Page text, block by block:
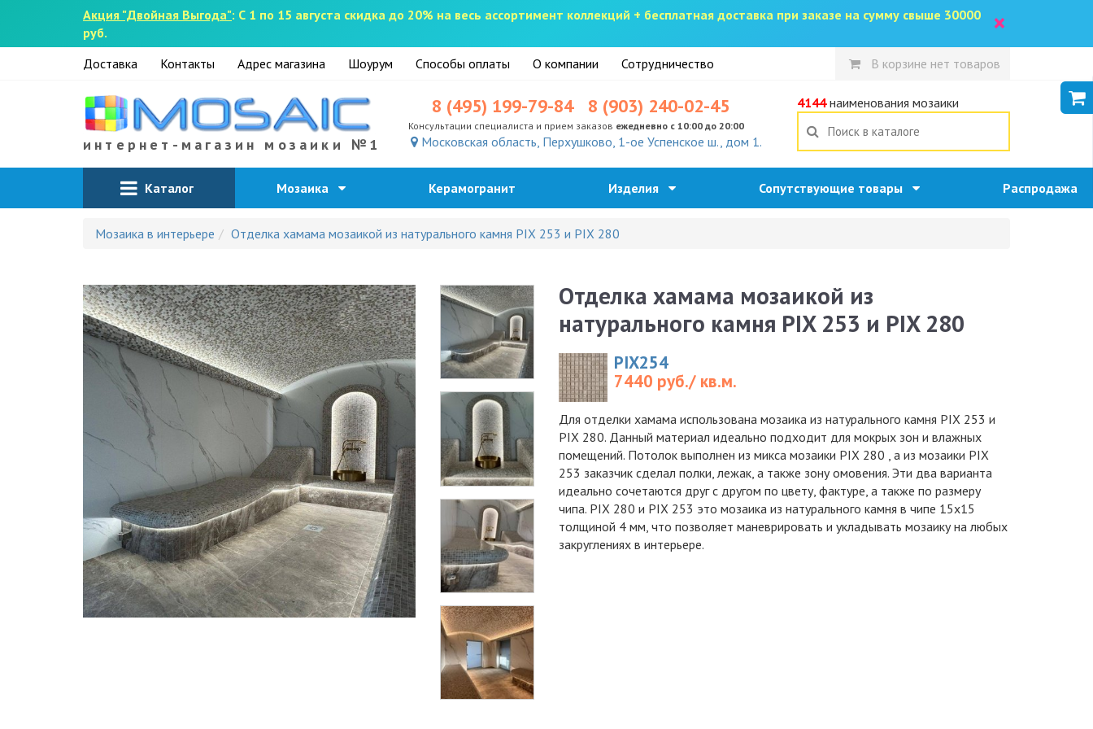
Акция "Двойная Выгода": С 1 по 15 августа скидка до 20% на весь ассортимент коллекций + бесплатная доставка при заказе на сумму свыше 30000
руб.
×
Доставка Контакты Адрес магазина Шоурум Способы оплаты О компании Сотрудничество В корзине нет товаров
интернет-магазин мозаики №1
8 (495) 199-79-84 8 (903) 240-02-45
Консультации специалиста и прием заказов ежедневно с 10:00 до 20:00
Московская область, Перхушково, 1-ое Успенское ш., дом 1.
4144наименования мозаики
Каталог Мозаика Керамогранит Изделия Сопутствующие товары Распродажа
Мозаика в интерьере Отделка хамама мозаикой из натурального камня PIX 253 и PIX 280
Отделка хамама мозаикой из
натурального камня PIX 253 и PIX 280
PIX254
7440 руб./ кв.м.
Для отделки хамама использована мозаика из натурального камня PIX 253 и
PIX 280. Данный материал идеально подходит для мокрых зон и влажных
помещений. Потолок выполнен из микса мозаики PIX 280 , а из мозаики PIX
253 заказчик сделал полки, лежак, а также зону омовения. Эти два варианта
идеально сочетаются друг с другом по цвету, фактуре, а также по размеру
чипа. PIX 280 и PIX 253 это мозаика из натурального камня в чипе 15х15
толщиной 4 мм, что позволяет маневрировать и укладывать мозаику на любых
закруглениях в интерьере.